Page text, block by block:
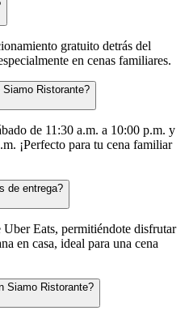
gratuito detrás del
en cenas familiares.
Ristorante?
de 11:30 a.m. a 10:00 p.m. y
¡Perfecto para tu cena familiar
de entrega?
Uber Eats, permitiéndote disfrutar
en casa, ideal para una cena
Siamo Ristorante?